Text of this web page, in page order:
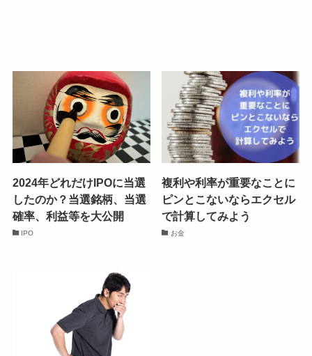
2024年どれだけIPOに当選
したのか？当選銘柄、当選
確率、利益等を大公開
IPO
複利や利率が重要なことに
ピンとこないならエクセル
で計算してみよう
お金